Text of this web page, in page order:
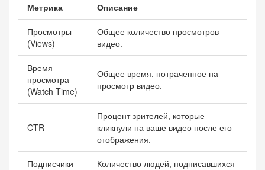
Метрика Описание
Просмотры
(Views)
Общее количество просмотров
видео.
Время
просмотра
(Watch Time)
Общее время, потраченное на
просмотр видео.
CTR
Процент зрителей, которые
кликнули на ваше видео после его
отображения.
Подписчики
Количество людей, подписавшихся